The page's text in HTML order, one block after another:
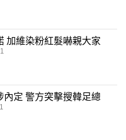
加維染粉紅髮嚇親大家
內定 警方突擊搜韓足總